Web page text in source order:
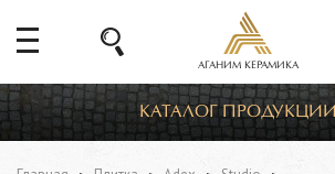
АГАНИМ КЕРАМИКА
КАТАЛОГ ПРОДУКЦИИ